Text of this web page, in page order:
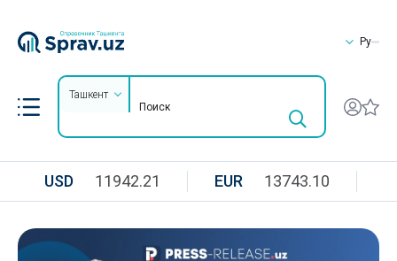
Ру
Ташкент
USD 11942.21 EUR 13743.10